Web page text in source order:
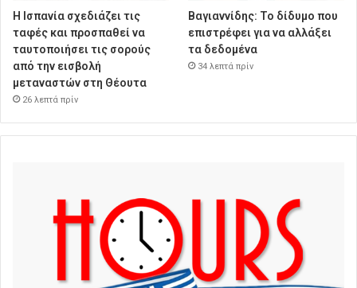
Η Ισπανία σχεδιάζει τις
ταφές και προσπαθεί να
ταυτοποιήσει τις σορούς
από την εισβολή
μεταναστών στη Θέουτα
26 λεπτά πρίν
Βαγιαννίδης: Το δίδυμο που
επιστρέφει για να αλλάξει
τα δεδομένα
34 λεπτά πρίν